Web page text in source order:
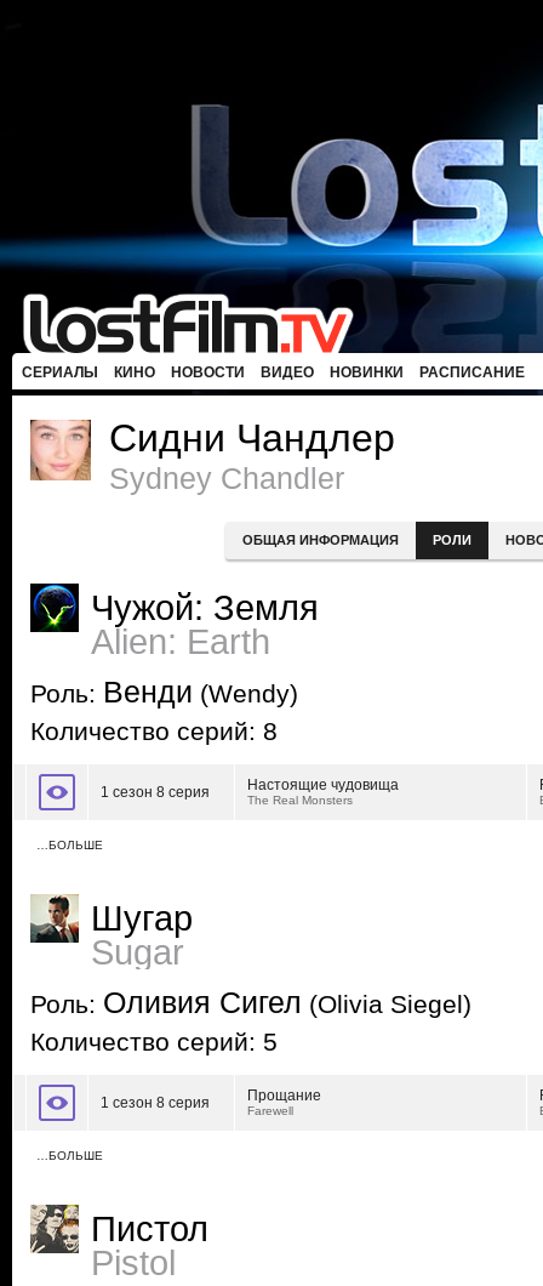
СЕРИАЛЫ КИНО НОВОСТИ ВИДЕО НОВИНКИ РАСПИСАНИЕ
Сидни Чандлер
Sydney Chandler
ОБЩАЯ ИНФОРМАЦИЯ РОЛИ
Чужой: Земля
Alien: Earth
Роль: Венди (Wendy)
Количество серий: 8
1 сезон 8 серия Настоящие чудовища
The Real Monsters
…БОЛЬШЕ
Шугар
Sugar
Роль: Оливия Сигел (Olivia Siegel)
Количество серий: 5
1 сезон 8 серия Прощание
Farewell
…БОЛЬШЕ
Пистол
Pistol